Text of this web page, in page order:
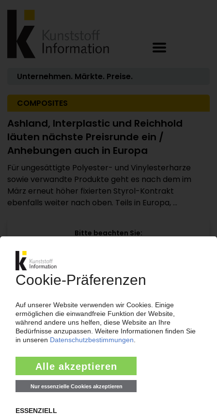
Unternehmen. Märkte. Preise.
COMPOSITES
Ashland, Interplastic und Reichhold
läuten nächste Preisrunde ein /
Anhebungen auch in Europa
Für ungesättigte Polyester- und Vinylesterharze
sowie verwandte Produkte geht es nach dem im
März erneut höher fixierten Styrol-Kontrakt
ebenfalls weiter nach oben. Teils in Europa, ...
Bitte beachten Sie:
Jetzt weiterlesen mit einem KI Abo:
Ihr KI Zugang
jährlich kündbar
ab99€/Monat
Jetzt kostenlos testen